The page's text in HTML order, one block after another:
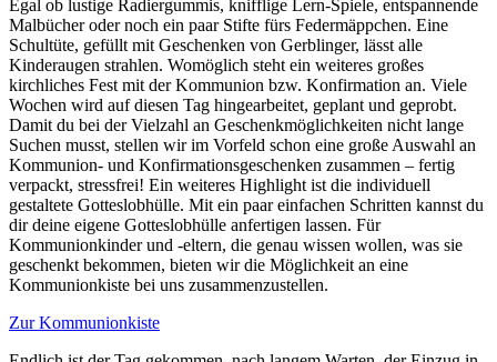
Egal ob lustige Radiergummis, knifflige Lern-Spiele, entspannende
Malbücher oder noch ein paar Stifte fürs Federmäppchen. Eine
Schultüte, gefüllt mit Geschenken von Gerblinger, lässt alle
Kinderaugen strahlen. Womöglich steht ein weiteres großes
kirchliches Fest mit der Kommunion bzw. Konfirmation an. Viele
Wochen wird auf diesen Tag hingearbeitet, geplant und geprobt.
Damit du bei der Vielzahl an Geschenkmöglichkeiten nicht lange
Suchen musst, stellen wir im Vorfeld schon eine große Auswahl an
Kommunion- und Konfirmationsgeschenken zusammen – fertig
verpackt, stressfrei! Ein weiteres Highlight ist die individuell
gestaltete Gotteslobhülle. Mit ein paar einfachen Schritten kannst du
dir deine eigene Gotteslobhülle anfertigen lassen. Für
Kommunionkinder und -eltern, die genau wissen wollen, was sie
geschenkt bekommen, bieten wir die Möglichkeit an eine
Kommunionkiste bei uns zusammenzustellen.
Zur Kommunionkiste